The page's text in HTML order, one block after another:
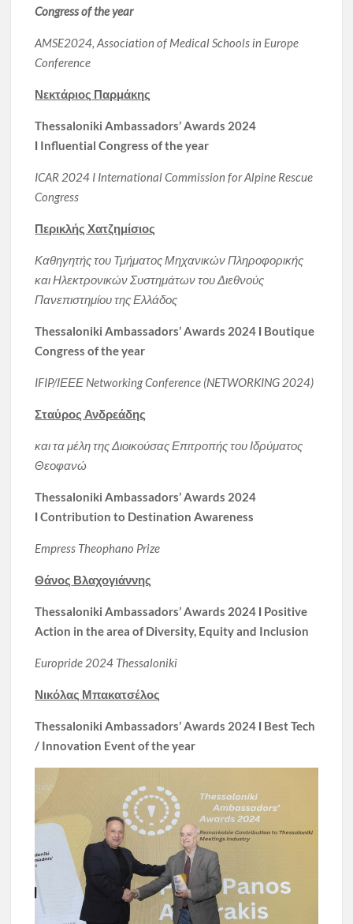
Congress of the year
AMSE2024, Association of Medical Schools in Europe
Conference
Νεκτάριος Παρμάκης
Thessaloniki Ambassadors’ Awards 2024
Ι Influential Congress of the year
ICAR 2024 I International Commission for Alpine Rescue
Congress
Περικλής Χατζημίσιος
Καθηγητής του Τμήματος Μηχανικών Πληροφορικής
και Ηλεκτρονικών Συστημάτων του Διεθνούς
Πανεπιστημίου της Ελλάδος
Thessaloniki Ambassadors’ Awards 2024 Ι Boutique
Congress of the year
IFIP/ΙΕΕΕ Networking Conference (NETWORKING 2024)
Σταύρος Ανδρεάδης
και τα μέλη της Διοικούσας Επιτροπής του Ιδρύματος
Θεοφανώ
Thessaloniki Ambassadors’ Awards 2024
ΙContribution to Destination Awareness
Empress Theophano Prize
Θάνος Βλαχογιάννης
Thessaloniki Ambassadors’ Awards 2024 Ι Positive
Action in the area of Diversity, Equity and Inclusion
Europride 2024 Thessaloniki
Νικόλας Μπακατσέλος
Thessaloniki Ambassadors’ Awards 2024 Ι Best Tech
/ Innovation Event of the year